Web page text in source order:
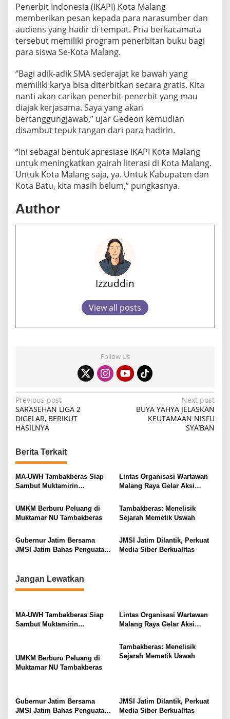
Penerbit Indonesia (IKAPI) Kota Malang
memberikan pesan kepada para narasumber dan
audiens yang hadir di tempat. Pria berkacamata
tersebut memiliki program penerbitan buku bagi
para siswa Se-Kota Malang.
“Bagi adik-adik SMA sederajat ke bawah yang
memiliki karya bisa diterbitkan secara gratis. Kita
nanti akan carikan penerbit-penerbit yang mau
diajak kerjasama. Saya yang akan
bertanggungjawab,” ujar Gedeon kemudian
disambut tepuk tangan dari para hadirin.
“Ini sebagai bentuk apresiase IKAPI Kota Malang
untuk meningkatkan gairah literasi di Kota Malang.
Untuk Kota Malang saja, ya. Untuk Kabupaten dan
Kota Batu, kita masih belum,” pungkasnya.
Author
Izzuddin
View all posts
Follow Us
P
o
s
t
n
a
v
i
g
t
o
n
Previous post
SARASEHAN LIGA 2
DIGELAR, BERIKUT
HASILNYA
Next post
BUYA YAHYA JELASKAN
KEUTAMAAN NISFU
SYA’BAN
Berita Terkait
MA-UWH Tambakberas Siap
Sambut Muktamirin
Lintas Organisasi Wartawan
Malang Raya Gelar Aksi
Ireng”
UMKM Berburu Peluang di
Muktamar NU Tambakberas
Tambakberas: Menelisik
Sejarah Memetik Uswah
Gubernur Jatim Bersama
JMSI Jatim Bahas Penguatan
JMSI Jatim Dilantik, Perkuat
Media Siber Berkualitas
Jangan Lewatkan
MA-UWH Tambakberas Siap
Sambut Muktamirin
Lintas Organisasi Wartawan
Malang Raya Gelar Aksi
Ireng”
UMKM Berburu Peluang di
Muktamar NU Tambakberas
Tambakberas: Menelisik
Sejarah Memetik Uswah
Gubernur Jatim Bersama
JMSI Jatim Bahas Penguatan
JMSI Jatim Dilantik, Perkuat
Media Siber Berkualitas